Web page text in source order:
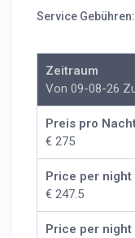
Service Gebühren:
Zeitraum
Von 09-08-26
Preis pro
€ 275
Price per night
€ 247.5
Price per night